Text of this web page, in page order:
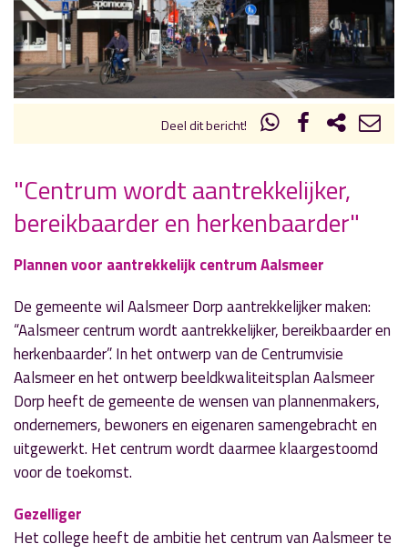
Inklappen
Deel dit bericht!
« Vorig nieuwsbericht
Fikse brand in schutting Baanvak
24 mei 2019
» Volgend nieuwsbericht
Sportuitslagen zaterdag 25 mei
"Centrum wordt aantrekkelijker,
bereikbaarder en herkenbaarder"
Plannen voor aantrekkelijk centrum Aalsmeer
De gemeente wil Aalsmeer Dorp aantrekkelijker maken:
“Aalsmeer centrum wordt aantrekkelijker, bereikbaarder en
herkenbaarder”. In het ontwerp van de Centrumvisie
Aalsmeer en het ontwerp beeldkwaliteitsplan Aalsmeer
Dorp heeft de gemeente de wensen van plannenmakers,
ondernemers, bewoners en eigenaren samengebracht en
uitgewerkt. Het centrum wordt daarmee klaargestoomd
voor de toekomst.
Gezelliger
Het college heeft de ambitie het centrum van Aalsmeer te